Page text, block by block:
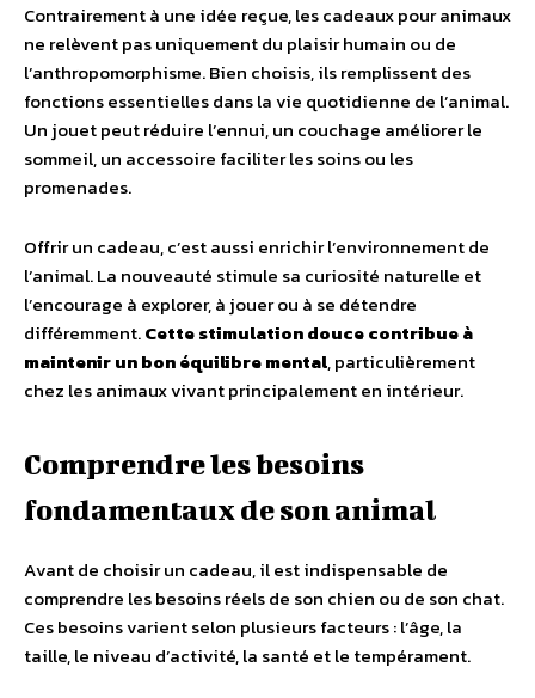
Contrairement à une idée reçue, les cadeaux pour animaux
ne relèvent pas uniquement du plaisir humain ou de
l’anthropomorphisme. Bien choisis, ils remplissent des
fonctions essentielles dans la vie quotidienne de l’animal.
Un jouet peut réduire l’ennui, un couchage améliorer le
sommeil, un accessoire faciliter les soins ou les
promenades.
Offrir un cadeau, c’est aussi enrichir l’environnement de
l’animal. La nouveauté stimule sa curiosité naturelle et
l’encourage à explorer, à jouer ou à se détendre
différemment.Cette stimulation douce contribue à
maintenir un bon équilibre mental, particulièrement
chez les animaux vivant principalement en intérieur.
Comprendre les besoins
fondamentaux de son animal
Avant de choisir un cadeau, il est indispensable de
comprendre les besoins réels de son chien ou de son chat.
Ces besoins varient selon plusieurs facteurs : l’âge, la
taille, le niveau d’activité, la santé et le tempérament.